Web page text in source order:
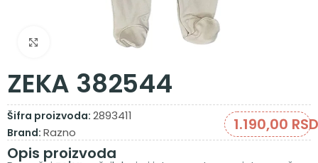
Zumiraj sliku
ZEKA 382544
Šifra proizvoda: 2893411
Brand: Razno 1.190,00
Opis proizvoda